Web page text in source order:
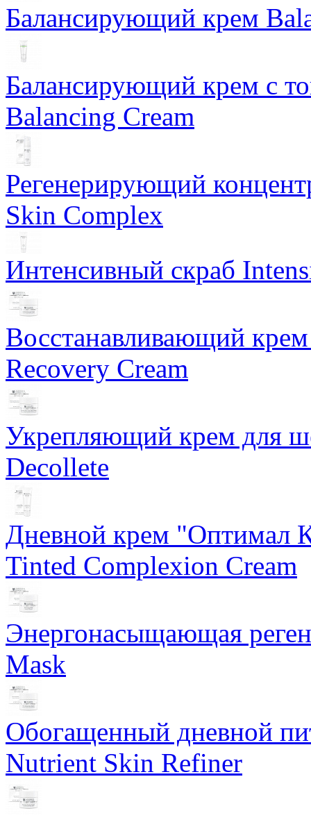
Балансирующий крем
Балансирующий крем с
Balancing Cream
Регенерирующий
Skin Complex
Интенсивный скраб
Восстанавливающий
Recovery Cream
Укрепляющий крем для
Decollete
Дневной крем "Оптимал
Tinted Complexion Cream
Энергонасыщающая
Mask
Обогащенный дневной
Nutrient Skin Refiner